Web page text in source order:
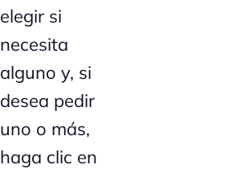
elegir si
necesita
alguno y, si
desea pedir
uno o más,
haga clic en